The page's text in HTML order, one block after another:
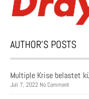
AUTHOR’S POSTS
Multiple Krise belastet
Juli 7, 2022 No Comment